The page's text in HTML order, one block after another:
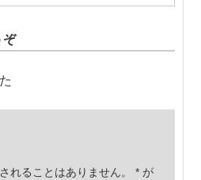
ぞ
れることはありません。 * が